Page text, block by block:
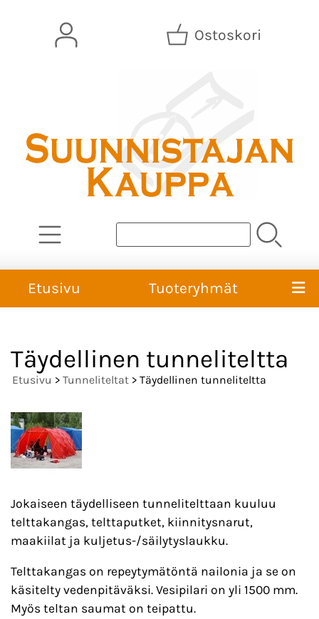
Ostoskori
Etusivu Tuoteryhmät
Täydellinen tunneliteltta
Etusivu > Tunneliteltat > Täydellinen tunneliteltta
Jokaiseen täydelliseen tunnelitelttaan kuuluu
telttakangas, telttaputket, kiinnitysnarut,
maakiilat ja kuljetus-/säilytyslaukku.
Telttakangas on repeytymätöntä nailonia ja se on
käsitelty vedenpitäväksi. Vesipilari on yli 1500 mm.
Myös teltan saumat on teipattu.